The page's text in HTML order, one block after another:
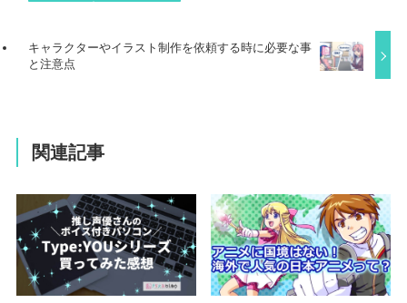
キャラクターやイラスト制作を依頼する時に必要な事
と注意点
関連記事